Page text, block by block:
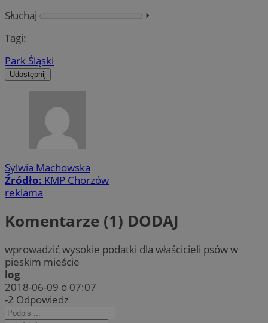
Słuchaj
⏵︎
Tagi:
Park Śląski
Udostępnij
Sylwia Machowska
Źródło: KMP Chorzów
reklama
Komentarze (1) DODAJ
wprowadzić wysokie podatki dla właścicieli psów w
pieskim mieście
log
2018-06-09 o 07:07
-2 Odpowiedz